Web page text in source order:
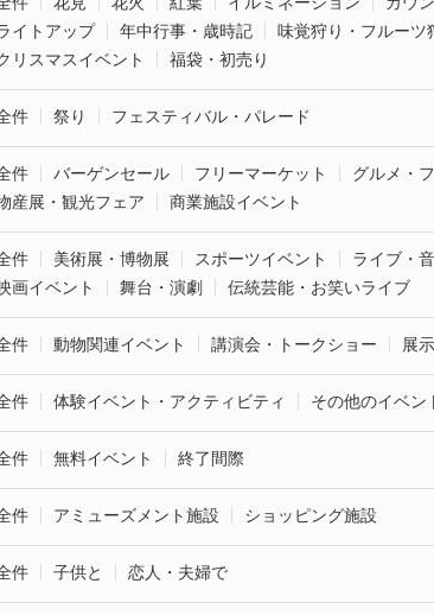
イトアップ
年中行事・歳時記
味覚狩り・フルーツ
リスマスイベント
福袋・初売り
件 祭り フェスティバル・パレード
件 バーゲンセール フリーマーケット
グルメ・
産展・観光フェア
商業施設イベント
件 美術展・博物展 スポーツイベント
ライブ・
画イベント
舞台・演劇 伝統芸能・お笑いライブ
件 動物関連イベント 講演会・トークショー 展
件 体験イベント・アクティビティ その他のイベン
件 無料イベント 終了間際
件 アミューズメント施設 ショッピング施設
件 子供と 恋人・夫婦で